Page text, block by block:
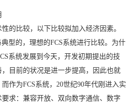
的比较，以下比较拟加入经济因素。
型的，理想的FCS系统进行比较。为什
系统发展到今天，开发初期提出的技
目前的状况是进一步提高，因此也就
作为FCS系统，20世纪90年代刚进入实
求：兼容开放、双向数字通信、数字